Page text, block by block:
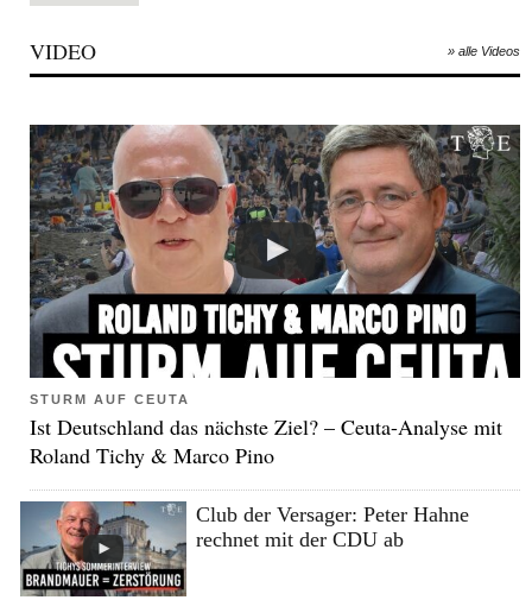
VIDEO » alle Videos
STURM AUF CEUTA
Ist Deutschland das nächste Ziel? – Ceuta-Analyse mit
Roland Tichy & Marco Pino
Club der Versager: Peter Hahne
rechnet mit der CDU ab